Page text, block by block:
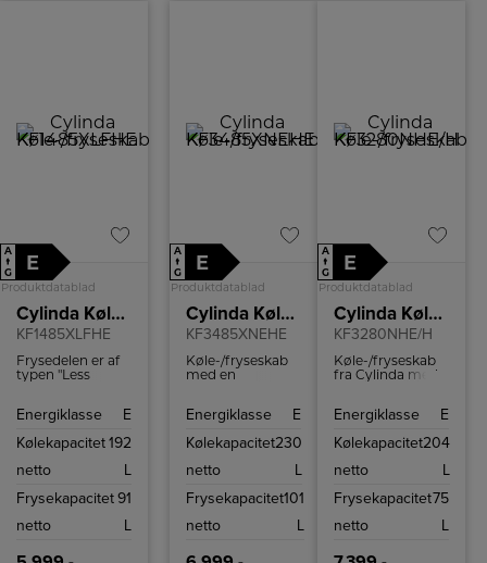
A
↑
G
E
Produktdatablad
Cylinda Køle-/fryseskab
KF1485XLFHE
Frysedelen er af
typen "Less
ikke skal tø så
Køle/fryseskabet
opbevaringspladser
typer mad,
grøntsagsskuffe,
at organisere din
Energiklasse
E
Kølekapacitet
netto
192
L
Frysekapacitet
netto
91
L
A
↑
G
E
Produktdatablad
Cylinda Køle-/fryseskab
KF3485XNEHE
Køle-/fryseskab
med en
frysekapacitet på
Energiklasse
E
Kølekapacitet
netto
230
L
Frysekapacitet
netto
101
L
A
↑
G
E
Produktdatablad
Cylinda Køle-/fryseskab
KF3280NHE/H
Køle-/fryseskab
fra Cylinda med
gør hverdagen
Energiklasse
E
Kølekapacitet
netto
204
L
Frysekapacitet
netto
75
L